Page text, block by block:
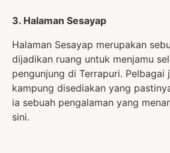
3. Halaman Sesayap
Halaman Sesayap merupakan
dijadikan ruang untuk menjamu
pengunjung di Terrapuri. Pelbagai
kampung disediakan yang
ia sebuah pengalaman yang
sini.